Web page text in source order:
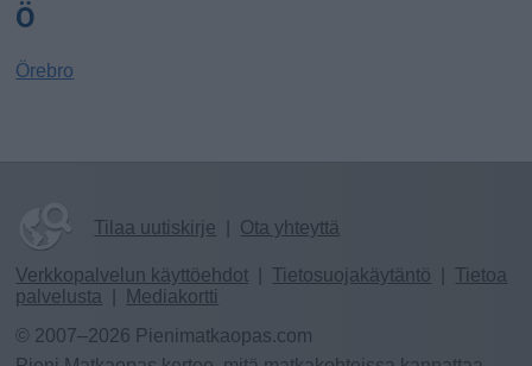
Ö
Örebro
Tilaa uutiskirje Ota yhteyttä
Verkkopalvelun käyttöehdot Tietosuojakäytäntö
Tietoa
palvelusta
Mediakortti
© 2007–2026 Pienimatkaopas.com